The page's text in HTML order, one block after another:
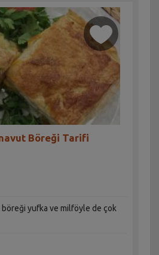
Böreği Tarifi
böreği yufka ve milföyle de çok